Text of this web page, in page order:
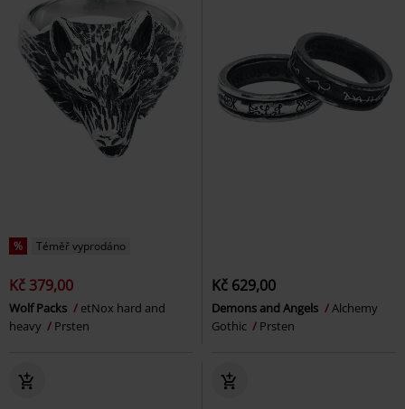
% Téměř vyprodáno
Kč 379,00
Wolf Packs
etNox hard and
heavy
Prsten
Kč 629,00
Demons and Angels
Alchemy
Gothic
Prsten